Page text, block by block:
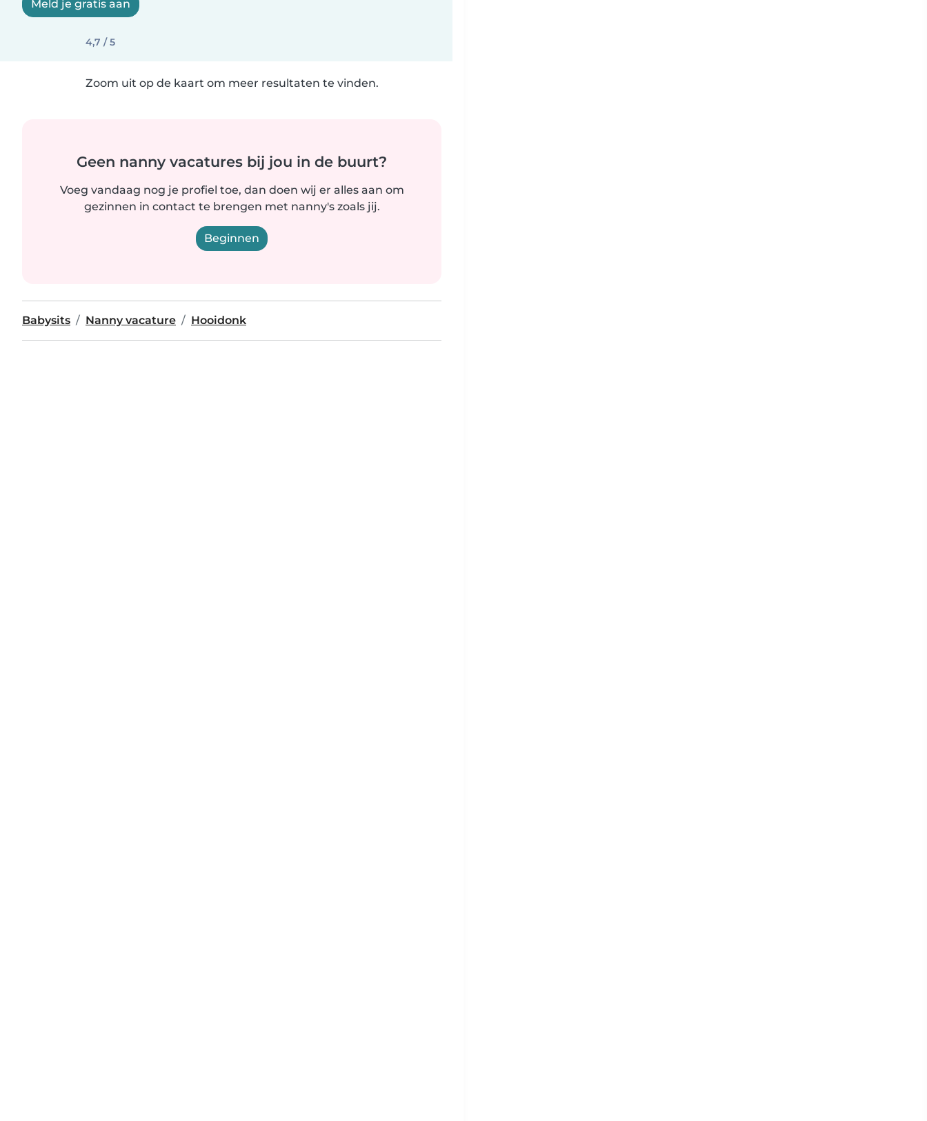
Meld je gratis aan
4,7 / 5
Zoom uit op de kaart om meer resultaten te vinden.
Geen nanny vacatures bij jou in de buurt?
Voeg vandaag nog je profiel toe, dan doen wij er alles aan om
gezinnen in contact te brengen met nanny's zoals jij.
Beginnen
Babysits Nanny vacature Hooidonk